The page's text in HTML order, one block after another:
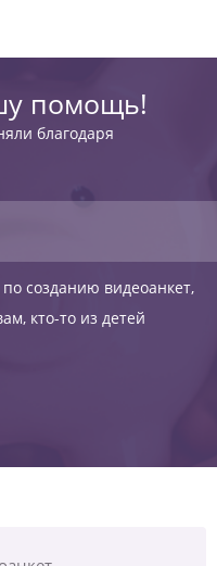
помощь!
благодаря
созданию видеоанкет,
кто-то из детей